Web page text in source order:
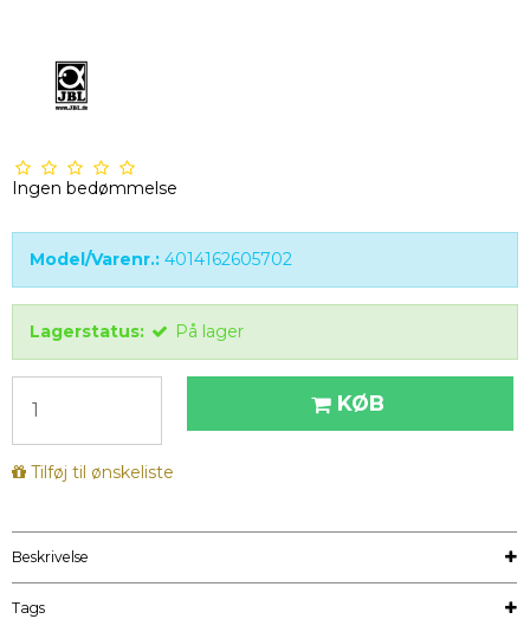
Ingen bedømmelse
Model/Varenr.: 4014162605702
Lagerstatus: På lager
KØB
Tilføj til ønskeliste
Beskrivelse
Tags